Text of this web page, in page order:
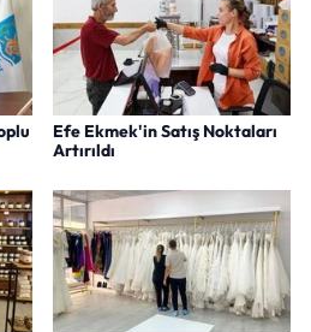
Efe Ekmek'in Satış Noktaları
Artırıldı